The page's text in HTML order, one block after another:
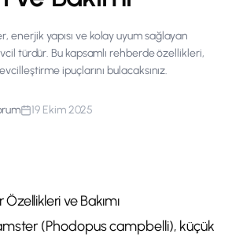
enerjik yapısı ve kolay uyum sağlayan
türdür. Bu kapsamlı rehberde özellikleri,
ipuçlarını bulacaksınız.
19 Ekim 2025
ve Bakımı
(Phodopus campbelli), küçük